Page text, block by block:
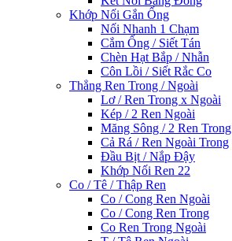
Khớp Nối Gắn Ống
Nối Nhanh 1 Chạm
Cắm Ống / Siết Tán
Chèn Hạt Bắp / Nhẫn
Côn Lồi / Siết Rắc Co
Thẳng Ren Trong / Ngoài
Lơ / Ren Trong x Ngoài
Kép / 2 Ren Ngoài
Măng Sông / 2 Ren Trong
Cả Rá / Ren Ngoài Trong
Đầu Bịt / Nắp Đậy
Khớp Nối Ren 22
Co / Tê / Thập Ren
Co / Cong Ren Ngoài
Co / Cong Ren Trong
Co Ren Trong Ngoài